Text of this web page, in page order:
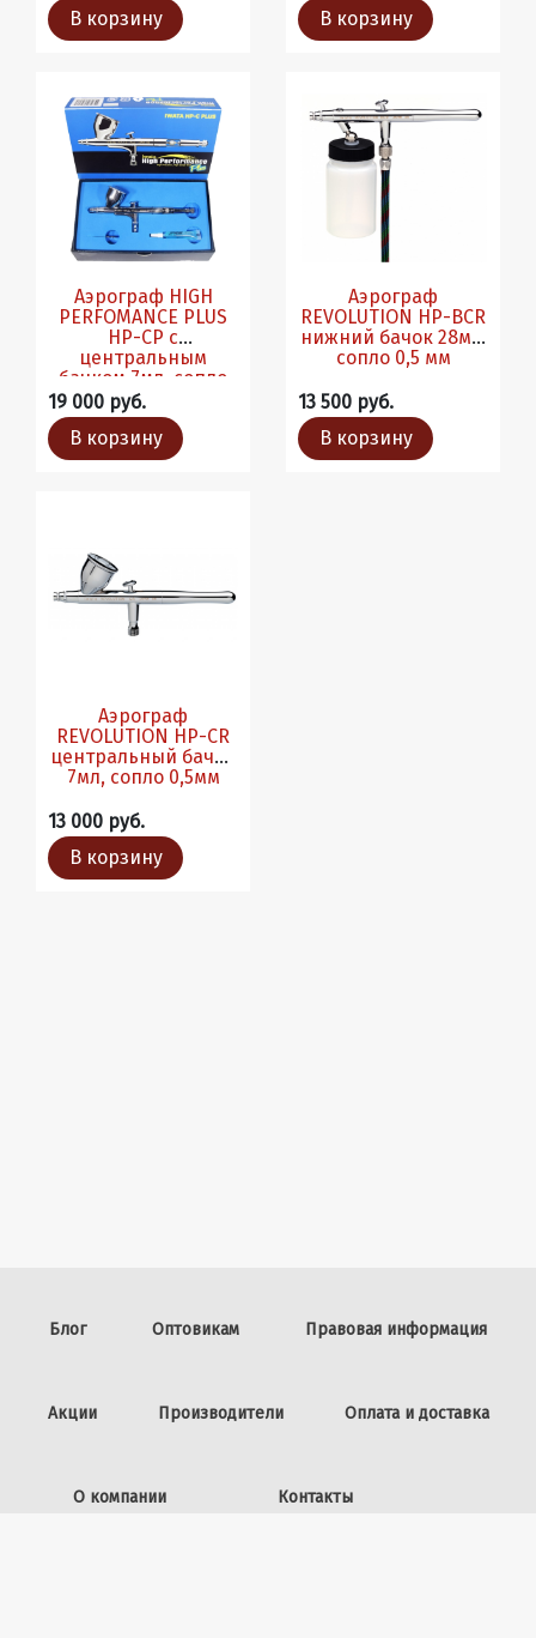
В корзину
В корзину
Аэрограф HIGH
PERFOMANCE PLUS
HP-CP с
центральным
бачком 7мл, сопло
0,3мм
19 000 руб.
В корзину
Аэрограф
REVOLUTION HP-BCR
нижний бачок 28мл,
сопло 0,5 мм
13 500 руб.
В корзину
Аэрограф
REVOLUTION HP-CR
центральный бачок
7мл, сопло 0,5мм
13 000 руб.
В корзину
Блог Оптовикам Правовая информация
Акции Производители Оплата и доставка
О компании Контакты